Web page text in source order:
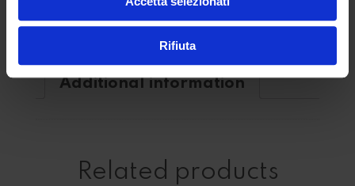
Rifiuta
SKU:1016CL WU
Additional information
Related products